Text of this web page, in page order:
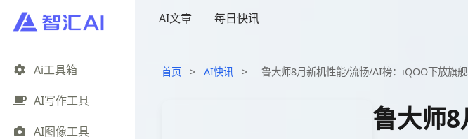
Ai工具箱
AI写作工具
AI图像工具
AI文章 每日快讯
首页 > AI快讯 > 鲁大师8月新机性能/流畅/AI榜：iQOO下放旗
鲁大师8